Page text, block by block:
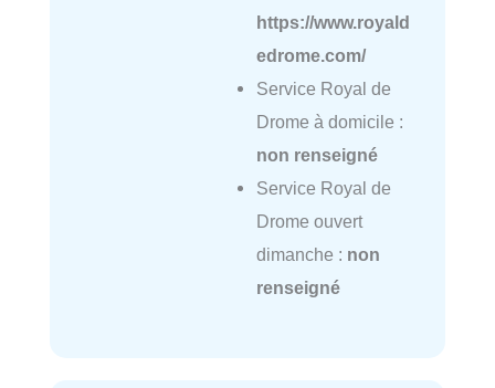
https://www.royald
edrome.com/
Service Royal de
Drome à domicile :
non renseigné
Service Royal de
Drome ouvert
dimanche : non
renseigné